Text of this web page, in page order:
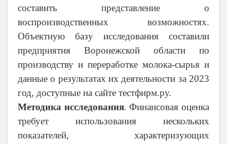
составить представление о
воспроизводственных возможностях.
Объектную базу исследования составили
предприятия Воронежской области по
производству и переработке молока-сырья и
данные о результатах их деятельности за 2023
год, доступные на сайте тестфирм.ру.
Методика исследования. Финансовая оценка
требует использования нескольких
показателей, характеризующих